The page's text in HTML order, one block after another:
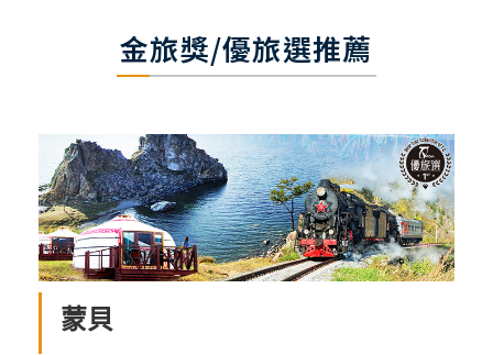
金旅獎/優旅選推薦
蒙貝